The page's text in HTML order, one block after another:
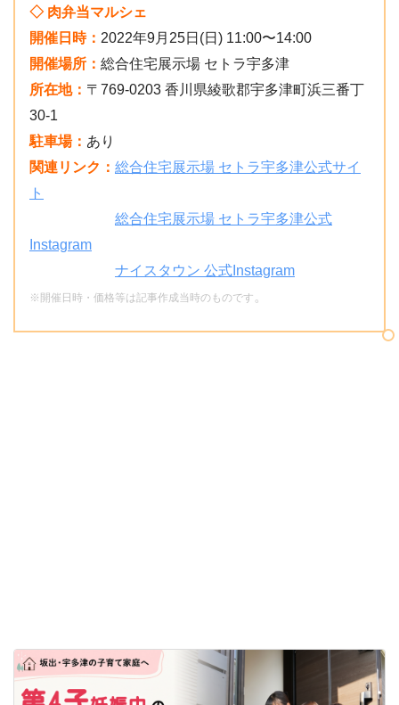
◇ 肉弁当マルシェ
開催日時： 2022年9月25日(日) 11:00〜14:00
開催場所： 総合住宅展示場 セトラ宇多津
所在地： 〒769-0203 香川県綾歌郡宇多津町浜三番丁
30-1
駐車場： あり
関連リンク： 総合住宅展示場 セトラ宇多津公式サイ
ト
総合住宅展示場 セトラ宇多津公式
Instagram
ナイスタウン 公式Instagram
※開催日時・価格等は記事作成当時のものです 。